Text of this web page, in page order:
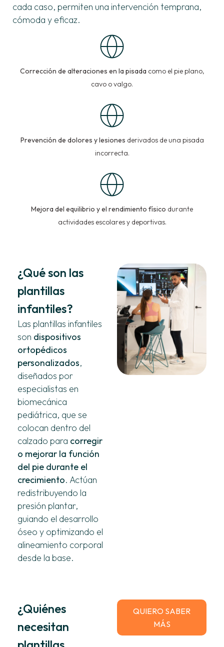
cada caso, permiten una intervención temprana,
cómoda y eficaz.
Corrección de alteraciones en la pisada como el pie plano,
cavo o valgo.
Prevención de dolores y lesiones derivados de una pisada
incorrecta.
Mejora del equilibrio y el rendimiento físico durante
actividades escolares y deportivas.
¿Qué son las
plantillas
infantiles?
Las plantillas infantiles
son dispositivos
ortopédicos
personalizados,
diseñados por
especialistas en
biomecánica
pediátrica, que se
colocan dentro del
calzado para corregir
o mejorar la función
del pie durante el
crecimiento. Actúan
redistribuyendo la
presión plantar,
guiando el desarrollo
óseo y optimizando el
alineamiento corporal
desde la base.
¿Quiénes
necesitan
QUIERO SABER
MÁS